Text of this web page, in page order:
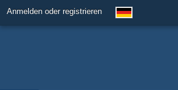
Anmelden oder registrieren